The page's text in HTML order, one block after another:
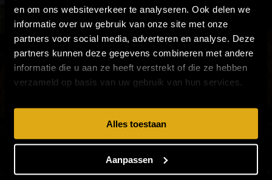
en om ons websiteverkeer te analyseren. Ook delen we
informatie over uw gebruik van onze site met onze
partners voor social media, adverteren en analyse. Deze
partners kunnen deze gegevens combineren met andere
informatie die u aan ze heeft verstrekt of die ze hebben
verzameld op basis van uw gebruik van hun services.
Alles toestaan
Aanpassen
Je persoonsgegevens worden opgeslagen door
MediaLane, lees hieronze privacyverklaring. Verleende
toestemming is altijd in te trekken.
Verzenden